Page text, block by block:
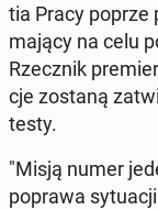
tia Pracy poprze
mający na celu
Rzecz­nik
cje zostaną
testy.
"Misją numer
poprawa